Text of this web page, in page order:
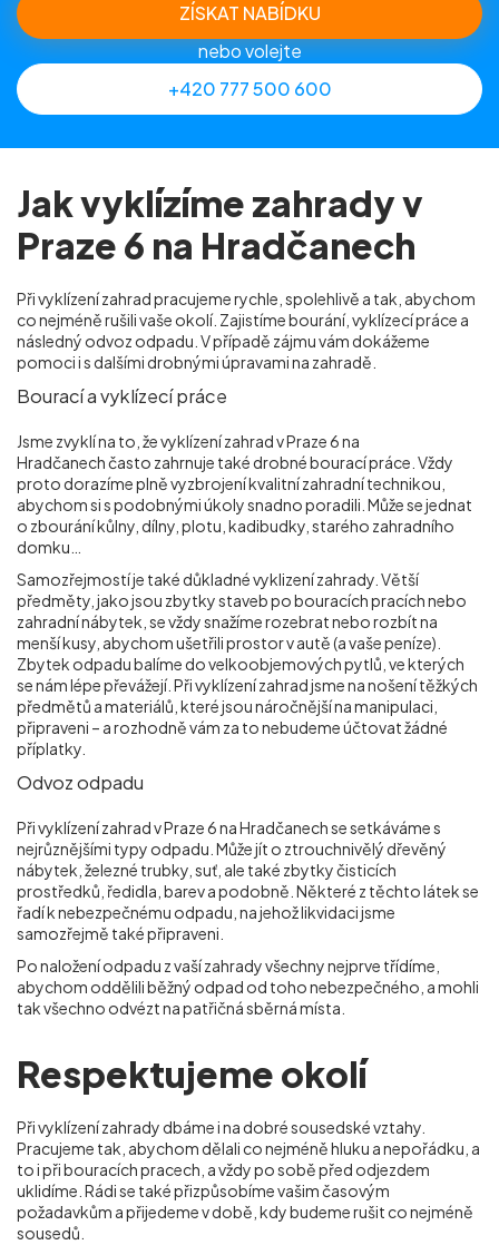
ZÍSKAT NABÍDKU
nebo volejte
+420 777 500 600
Jak vyklízíme zahrady v
Praze 6 na Hradčanech
Při vyklízení zahrad pracujeme rychle, spolehlivě a tak, abychom
co nejméně rušili vaše okolí. Zajistíme bourání, vyklízecí práce a
následný odvoz odpadu. V případě zájmu vám dokážeme
pomoci i s dalšími drobnými úpravami na zahradě.
Bourací a vyklízecí práce
Jsme zvyklí na to, že vyklízení zahrad v Praze 6 na
Hradčanechčasto zahrnuje také drobné bourací práce. Vždy
proto dorazíme plně vyzbrojení kvalitní zahradní technikou,
abychom si s podobnými úkoly snadno poradili. Může se jednat
o zbourání kůlny, dílny, plotu, kadibudky, starého zahradního
domku…
Samozřejmostí je také důkladné vyklizení zahrady. Větší
předměty, jako jsou zbytky staveb po bouracích pracích nebo
zahradní nábytek, se vždy snažíme rozebrat nebo rozbít na
menší kusy, abychom ušetřili prostor v autě (a vaše peníze).
Zbytek odpadu balíme do velkoobjemových pytlů, ve kterých
se nám lépe převážejí. Při vyklízení zahrad jsme na nošení těžkých
předmětů a materiálů, které jsou náročnější na manipulaci,
připraveni – a rozhodně vám za to nebudeme účtovat žádné
příplatky.
Odvoz odpadu
Při vyklízení zahrad v Praze 6 na Hradčanechse setkáváme s
nejrůznějšími typy odpadu. Může jít o ztrouchnivělý dřevěný
nábytek, železné trubky, suť, ale také zbytky čisticích
prostředků, ředidla, barev a podobně. Některé z těchto látek se
řadí k nebezpečnému odpadu, na jehož likvidaci jsme
samozřejmě také připraveni.
Po naložení odpadu z vaší zahrady všechny nejprve třídíme,
abychom oddělili běžný odpad od toho nebezpečného, a mohli
tak všechno odvézt na patřičná sběrná místa.
Respektujeme okolí
Při vyklízení zahrady dbáme i na dobré sousedské vztahy.
Pracujeme tak, abychom dělali co nejméně hluku a nepořádku, a
to i při bouracích pracech, a vždy po sobě před odjezdem
uklidíme. Rádi se také přizpůsobíme vašim časovým
požadavkům a přijedeme v době, kdy budeme rušit co nejméně
sousedů.